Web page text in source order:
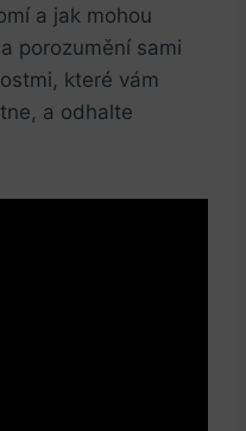
a jak mohou
porozumění sami
které vám
a odhalte